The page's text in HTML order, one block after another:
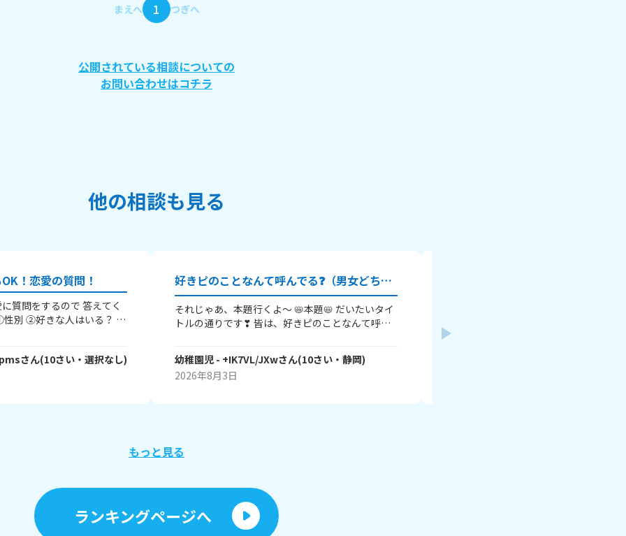
まえへ
1 つぎへ
公開されている相談についての
お問い合わせはコチラ
他の相談も見る
！恋愛の質問！
質問をするので 答えてく
さん(10さい・ 選択なし)
好きピのことなんて呼んでる❓️（男女どちらでもOK👌）
それじゃあ、本題行くよ～ 📛本題📛 だいたいタイ
トルの通りです❣ 皆は、好きピのことなんて呼ん
でるよ~(笑😂笑) 幼稚園児は、呼び捨てだけど、
「ちゃん」や、「くん」、「さん」とか 付けてる
人もいるよね。 皆は好きピのことをなんて呼んで
幼稚園児 - +IK7VL/JXwさん(10さい・静岡)
2026年8月3日
日目で、、、 会えたけど喋ってないし、
もっと見る
ランキングページへ